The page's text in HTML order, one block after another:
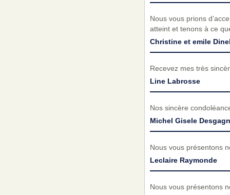
Nous vous prions
atteint et tenons à ce
Christine et emile
Recevez mes très
Line Labrosse
Nos sincère
Michel Gisele
Nous vous présentons
Leclaire Raymonde
Nous vous présentons